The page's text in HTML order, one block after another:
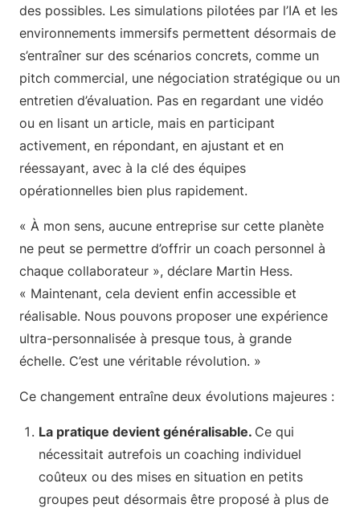
des possibles. Les simulations pilotées par l’IA et les
environnements immersifs permettent désormais de
s’entraîner sur des scénarios concrets, comme un
pitch commercial, une négociation stratégique ou un
entretien d’évaluation. Pas en regardant une vidéo
ou en lisant un article, mais en participant
activement, en répondant, en ajustant et en
réessayant, avec à la clé des équipes
opérationnelles bien plus rapidement.
« À mon sens, aucune entreprise sur cette planète
ne peut se permettre d’offrir un coach personnel à
chaque collaborateur », déclare Martin Hess.
« Maintenant, cela devient enfin accessible et
réalisable. Nous pouvons proposer une expérience
ultra-personnalisée à presque tous, à grande
échelle. C’est une véritable révolution. »
Ce changement entraîne deux évolutions majeures :
La pratique devient généralisable. Ce qui
nécessitait autrefois un coaching individuel
coûteux ou des mises en situation en petits
groupes peut désormais être proposé à plus de